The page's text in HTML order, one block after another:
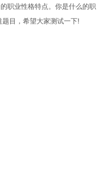
职业性格特点。你是什么的职
题目，希望大家测试一下!